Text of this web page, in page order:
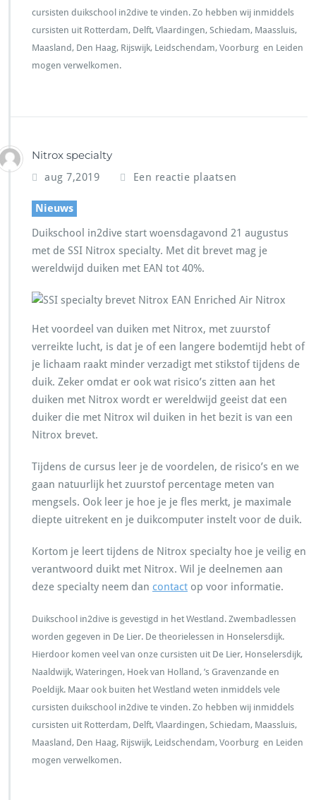
cursisten duikschool in2dive te vinden. Zo hebben wij inmiddels
cursisten uit Rotterdam, Delft, Vlaardingen, Schiedam, Maassluis,
Maasland, Den Haag, Rijswijk, Leidschendam, Voorburg en Leiden
mogen verwelkomen.
Nitrox specialty
aug 7,2019 Een reactie plaatsen
Nieuws
Duikschool in2dive start woensdagavond 21 augustus
met de SSI Nitrox specialty. Met dit brevet mag je
wereldwijd duiken met EAN tot 40%.
Het voordeel van duiken met Nitrox, met zuurstof
verreikte lucht, is dat je of een langere bodemtijd hebt of
je lichaam raakt minder verzadigt met stikstof tijdens de
duik. Zeker omdat er ook wat risico’s zitten aan het
duiken met Nitrox wordt er wereldwijd geeist dat een
duiker die met Nitrox wil duiken in het bezit is van een
Nitrox brevet.
Tijdens de cursus leer je de voordelen, de risico’s en we
gaan natuurlijk het zuurstof percentage meten van
mengsels. Ook leer je hoe je je fles merkt, je maximale
diepte uitrekent en je duikcomputer instelt voor de duik.
Kortom je leert tijdens de Nitrox specialty hoe je veilig en
verantwoord duikt met Nitrox. Wil je deelnemen aan
deze specialty neem dan contact op voor informatie.
Duikschool in2dive is gevestigd in het Westland. Zwembadlessen
worden gegeven in De Lier. De theorielessen in Honselersdijk.
Hierdoor komen veel van onze cursisten uit De Lier, Honselersdijk,
Naaldwijk, Wateringen, Hoek van Holland, ’s Gravenzande en
Poeldijk. Maar ook buiten het Westland weten inmiddels vele
cursisten duikschool in2dive te vinden. Zo hebben wij inmiddels
cursisten uit Rotterdam, Delft, Vlaardingen, Schiedam, Maassluis,
Maasland, Den Haag, Rijswijk, Leidschendam, Voorburg en Leiden
mogen verwelkomen.